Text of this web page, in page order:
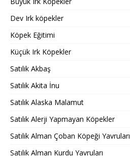
Dev Irk köpekler
Köpek Eğitimi
Küçük Irk Köpekler
Satılık Akbaş
Satılık Akita İnu
Satılık Alaska Malamut
Satılık Alerji Yapmayan Köpekler
Satılık Alman Çoban Köpeği Yavruları
Satılık Alman Kurdu Yavruları